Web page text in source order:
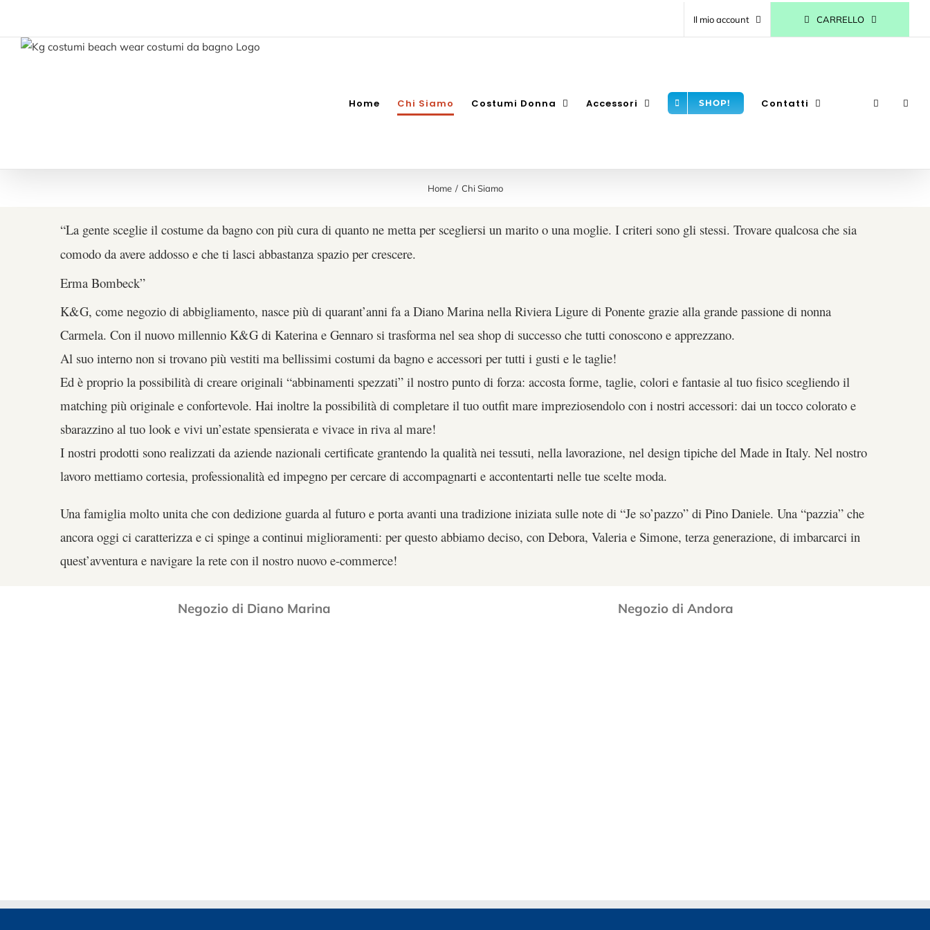
contenuto
Il mio account CARRELLO
Home Chi Siamo Costumi Donna Accessori SHOP! Contatti
Home Chi Siamo
“La gente sceglie il costume da bagno con più cura di quanto ne metta per scegliersi un marito o una moglie. I criteri sono gli stessi. Trovare qualcosa che sia
comodo da avere addosso e che ti lasci abbastanza spazio per crescere.
Erma Bombeck”
K&G, come negozio di abbigliamento, nasce più di quarant’anni fa a Diano Marina nella Riviera Ligure di Ponente grazie alla grande passione di nonna
Carmela. Con il nuovo millennio K&G di Katerina e Gennaro si trasforma nel sea shop di successo che tutti conoscono e apprezzano.
Al suo interno non si trovano più vestiti ma bellissimi costumi da bagno e accessori per tutti i gusti e le taglie!
Ed è proprio la possibilità di creare originali “abbinamenti spezzati” il nostro punto di forza: accosta forme, taglie, colori e fantasie al tuo fisico scegliendo il
matching più originale e confortevole. Hai inoltre la possibilità di completare il tuo outfit mare impreziosendolo con i nostri accessori: dai un tocco colorato e
sbarazzino al tuo look e vivi un’estate spensierata e vivace in riva al mare!
I nostri prodotti sono realizzati da aziende nazionali certificate grantendo la qualità nei tessuti, nella lavorazione, nel design tipiche del Made in Italy. Nel nostro
lavoro mettiamo cortesia, professionalità ed impegno per cercare di accompagnarti e accontentarti nelle tue scelte moda.
Una famiglia molto unita che con dedizione guarda al futuro e porta avanti una tradizione iniziata sulle note di “Je so’pazzo” di Pino Daniele. Una “pazzia” che
ancora oggi ci caratterizza e ci spinge a continui miglioramenti: per questo abbiamo deciso, con Debora, Valeria e Simone, terza generazione, di imbarcarci in
quest’avventura e navigare la rete con il nostro nuovo e-commerce!
Negozio di Diano Marina Negozio di Andora